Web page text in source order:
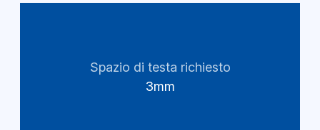
Spazio di testa richiesto
3mm